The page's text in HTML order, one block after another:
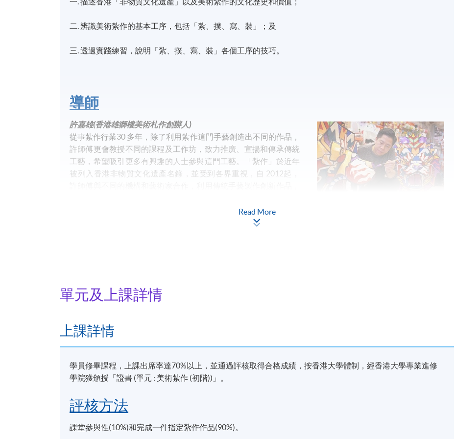
二. 辨識美術紮作的基本工序，包括「紮、撲、寫、裝」；及
三. 透過實踐練習，說明「紮、撲、寫、裝」各個工序的技巧。
導師
許嘉雄(香港雄獅樓美術札作創辦人)
從事紮作行業30 多年，除了利用紮作這門手藝創造出不同的作品，
許師傅更會教授不同的課程及工作坊，致力推廣、宣揚和傳承傳統
工藝，希望吸引更多有興趣的人士參與這門工藝。「紮作」於近年
被列入香港非物質文化遺產名錄，並受到各界重視，自 2012起，
澳洲金龍博物館、美國亞洲藝術博物館、韓國東大門設計廣場、上
海市群眾藝術館、北京恭王府等作展覽。2022年起，許師傅應邀擔
Read More
單元及上課詳情
上課詳情
學員修畢課程，上課出席率達70%以上，並通過評核取得合格成績，按香港大學體制，經香港大學專業進修
學院獲頒授「證書 (單元 : 美術紮作 (初階))」。
評核方法
課堂參與性(10%)和完成一件指定紮作作品(90%)。